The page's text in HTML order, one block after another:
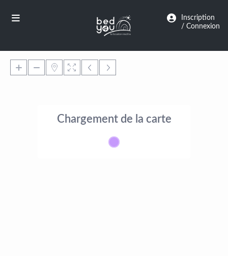
Inscription
/ Connexion
Chargement de la carte